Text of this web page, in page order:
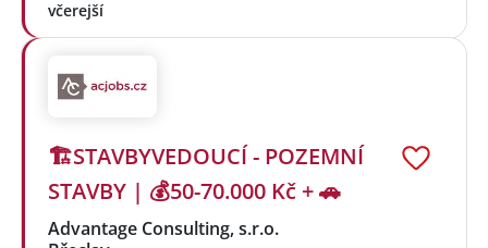
včerejší
🏗️STAVBYVEDOUCÍ - POZEMNÍ
STAVBY | 💰50-70.000 Kč + 🚗
Advantage Consulting, s.r.o.